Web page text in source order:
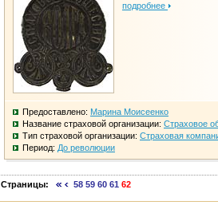
подробнее
Предоставлено: Марина Моисеенко
Название страховой организации: Страховое
Тип страховой организации: Страховая
Период: До революции
Страницы: 58 59 60 61 62